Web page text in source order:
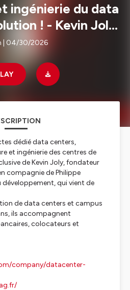
ingénierie du data
! - Kevin Joly
2AMH
| 04/30/2026
dédié data centers,
et ingénierie des centres de
de Kevin Joly, fondateur
compagnie de Philippe
qui vient de
de data centers et campus
ils accompagnent
colocateurs et
company/datacenter-